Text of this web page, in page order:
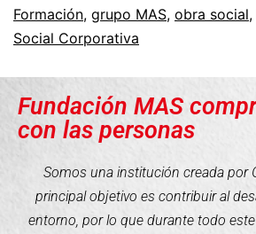
Formación, grupo MAS, obra social,
Social Corporativa
Fundación MAS
con las personas
Somos una institución creada por
principal objetivo es contribuir al
entorno, por lo que durante todo